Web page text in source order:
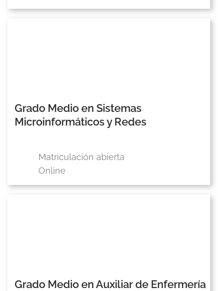
Grado Medio en Sistemas
Microinformáticos y Redes
Matriculación abierta
Online
Grado Medio en Auxiliar de Enfermería